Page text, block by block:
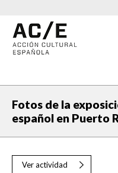
Fotos de la
español en Puerto
Ver actividad